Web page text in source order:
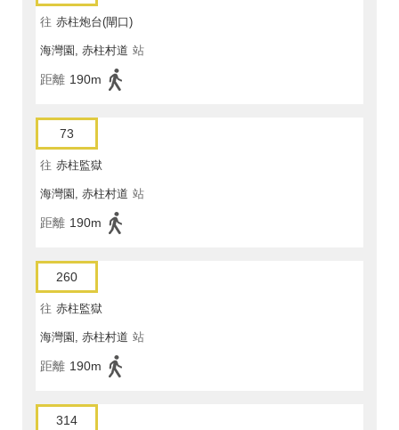
往 赤柱炮台(閘口)
海灣園, 赤柱村道 站
距離 190m
73
往 赤柱監獄
海灣園, 赤柱村道 站
距離 190m
260
往 赤柱監獄
海灣園, 赤柱村道 站
距離 190m
314